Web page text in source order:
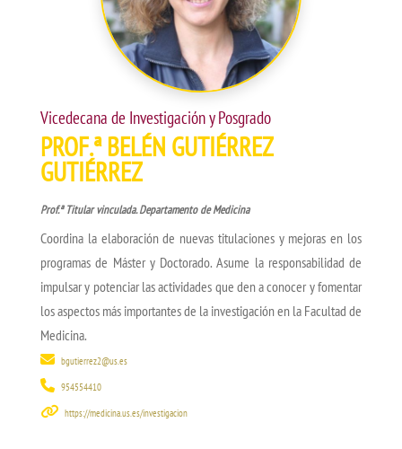
Vicedecana de Investigación y Posgrado
PROF.ª BELÉN GUTIÉRREZ
GUTIÉRREZ
Prof.ª Titular vinculada. Departamento de Medicina
Coordina la elaboración de nuevas titulaciones y mejoras en los
programas de Máster y Doctorado.Asume la responsabilidad de
impulsar y potenciar las actividades que den a conocer y fomentar
los aspectos más importantes de la investigación en la Facultad de
Medicina.
bgutierrez2@us.es
954554410
https://medicina.us.es/investigacion